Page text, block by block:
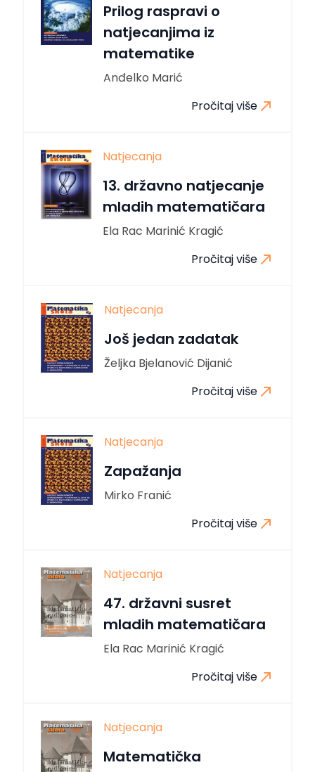
Prilog raspravi o
natjecanjima iz
matematike
Anđelko Marić
Pročitaj više
Natjecanja
13. državno natjecanje
mladih matematičara
Ela Rac Marinić Kragić
Pročitaj više
Natjecanja
Još jedan zadatak
Željka Bjelanović Dijanić
Pročitaj više
Natjecanja
Zapažanja
Mirko Franić
Pročitaj više
Natjecanja
47. državni susret
mladih matematičara
Ela Rac Marinić Kragić
Pročitaj više
Natjecanja
Matematička